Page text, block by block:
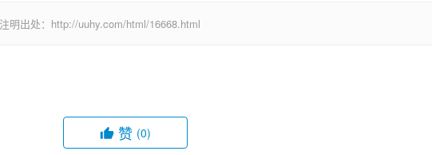
明出处：http://uuhy.com/html/16668.html
赞 (0)